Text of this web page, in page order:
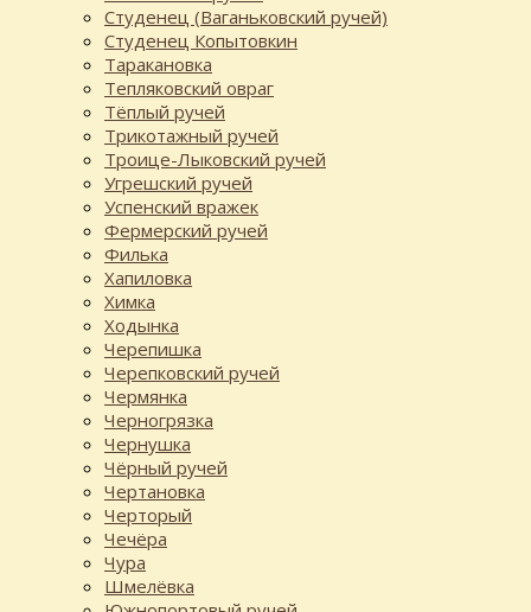
Студенец (Ваганьковский ручей)
Студенец Копытовкин
Таракановка
Тепляковский овраг
Тёплый ручей
Трикотажный ручей
Троице-Лыковский ручей
Угрешский ручей
Успенский вражек
Фермерский ручей
Филька
Хапиловка
Химка
Ходынка
Черепишка
Черепковский ручей
Чермянка
Черногрязка
Чернушка
Чёрный ручей
Чертановка
Черторый
Чечёра
Чура
Шмелёвка